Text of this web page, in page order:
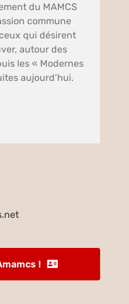
du MAMCS
commune
qui désirent
autour des
les « Modernes
aujourd’hui.
!